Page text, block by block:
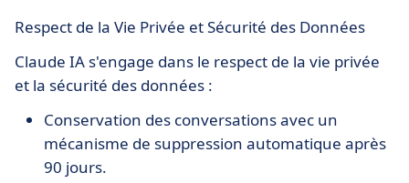
Respect de la Vie Privée et Sécurité des Données
Claude IA s'engage dans le respect de la vie privée
et la sécurité des données :
Conservation des conversations avec un
mécanisme de suppression automatique après
90 jours.